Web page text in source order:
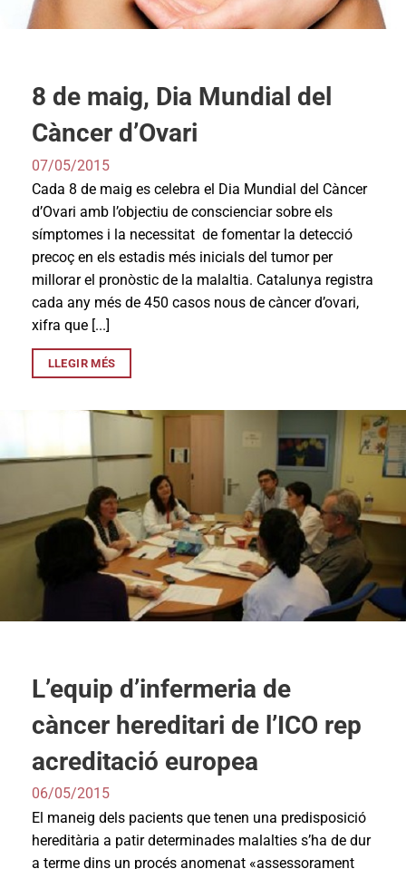
8 de maig, Dia Mundial del
Càncer d’Ovari
07/05/2015
Cada 8 de maig es celebra el Dia Mundial del Càncer
d’Ovari amb l’objectiu de conscienciar sobre els
símptomes i la necessitat de fomentar la detecció
precoç en els estadis més inicials del tumor per
millorar el pronòstic de la malaltia. Catalunya registra
cada any més de 450 casos nous de càncer d’ovari,
xifra que [...]
LLEGIR MÉS
L’equip d’infermeria de
càncer hereditari de l’ICO rep
acreditació europea
06/05/2015
El maneig dels pacients que tenen una predisposició
hereditària a patir determinades malalties s’ha de dur
a terme dins un procés anomenat «assessorament